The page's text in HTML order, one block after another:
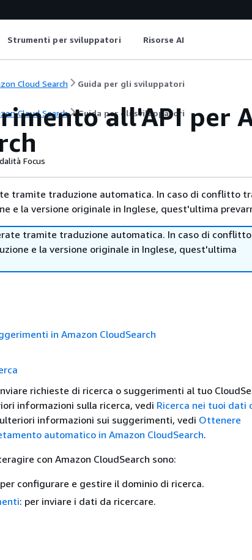
Strumenti per sviluppatori Risorse AI
Cloud Search Guida per gli sviluppatori
Cloud Search Guida per gli sviluppatori
all'API per
Focus
tramite traduzione automatica. In caso di conflitto
e la versione originale in Inglese, quest'ultima
tramite traduzione automatica. In caso di
e la versione originale in Inglese, quest'ultima
in Amazon CloudSearch
richieste di ricerca o suggerimenti al tuo
informazioni sulla ricerca, vedi Ricerca nei tuoi dati
informazioni sui suggerimenti, vedi Ottenere
automatico in Amazon CloudSearch.
con Amazon CloudSearch sono:
configurare e gestire il dominio di ricerca.
: per inviare i dati da ricercare.